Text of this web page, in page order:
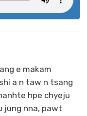
e makam
a n taw n tsang
hpe chyeju
jung nna, pawt